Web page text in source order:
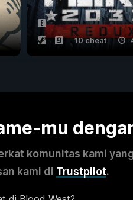
10 cheat
mu
komunitas kami
kami di Trustpilot.